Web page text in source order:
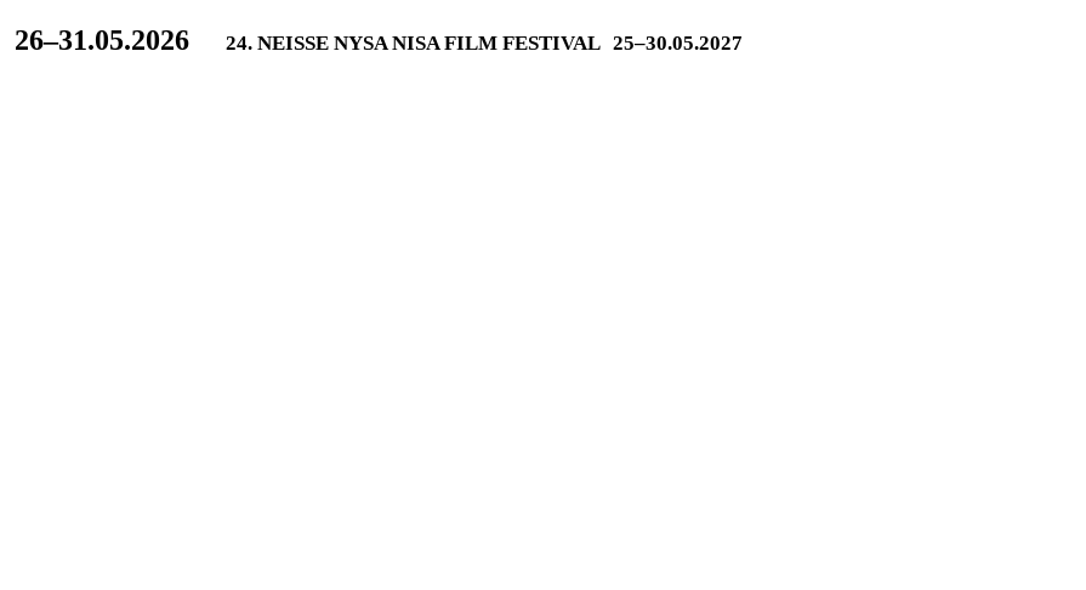
26–31.05.2026 24. NEISSE NYSA NISA FILM FESTIVAL 25–30.05.2027